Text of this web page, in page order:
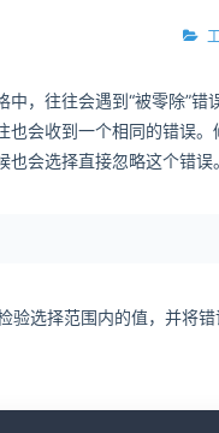
，往往会遇到“被零除”错
也会收到一个相同的错误
会选择直接忽略这个错误。
验选择范围内的值，并将